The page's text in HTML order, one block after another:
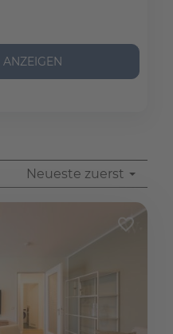
ANZEIGEN
Neueste zuerst